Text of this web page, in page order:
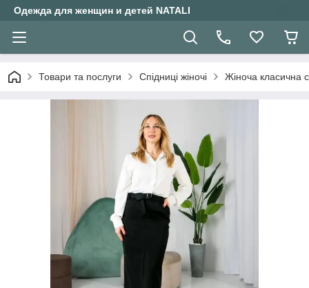
Одежда для женщин и детей NATALI
Товари та послуги Спідниці жіночі Жіноча класична